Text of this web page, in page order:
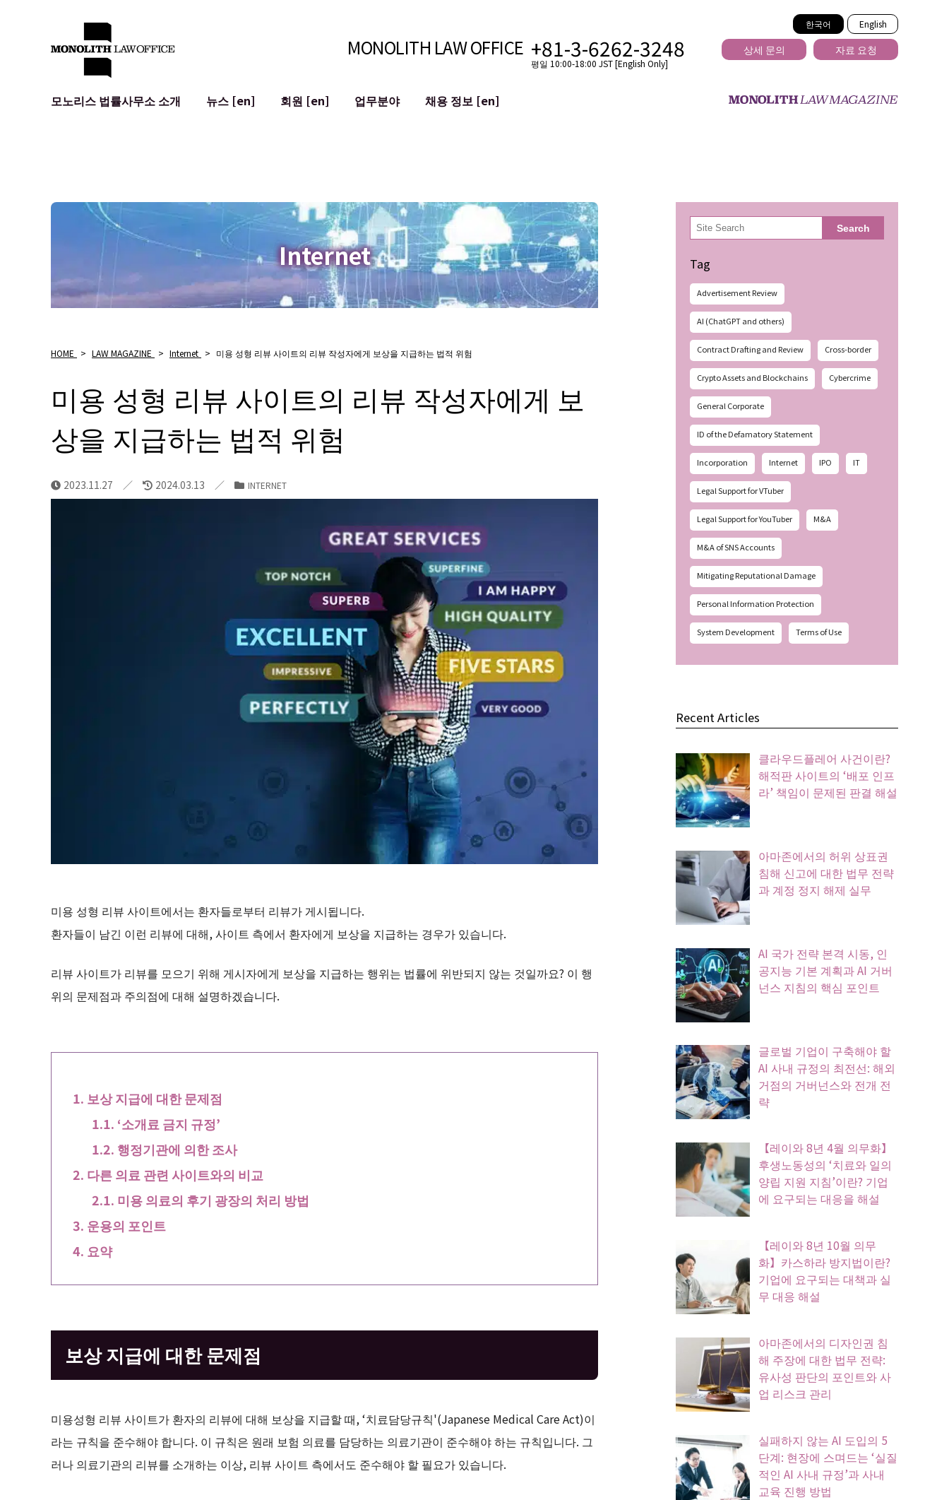
한국어 English
MONOLITH LAW OFFICE +81-3-6262-3248
평일 10:00-18:00 JST [English Only]
상세 문의 자료 요청
모노리스 법률사무소 소개
뉴스 [en] 회원 [en]
업무분야
개인정보 보호
광고 리뷰
AI (ChatGPT 등)
사이버 범죄
평판 손상 완화
명예훼손 발언의 ID
채용 정보 [en]
Internet
HOME > LAW MAGAZINE > Internet > 미용 성형 리뷰 사이트의 리뷰 작성자에게 보상을 지급하는 법적 위험
미용 성형 리뷰 사이트의 리뷰 작성자에게 보
상을 지급하는 법적 위험
2023.11.27 2024.03.13 INTERNET
미용 성형 리뷰 사이트에서는 환자들로부터 리뷰가 게시됩니다.
환자들이 남긴 이런 리뷰에 대해, 사이트 측에서 환자에게 보상을 지급하는 경우가 있습니다.
리뷰 사이트가 리뷰를 모으기 위해 게시자에게 보상을 지급하는 행위는 법률에 위반되지 않는 것일까요? 이 행
위의 문제점과 주의점에 대해 설명하겠습니다.
보상 지급에 대한 문제점
‘소개료 금지 규정’
행정기관에 의한 조사
다른 의료 관련 사이트와의 비교
미용 의료의 후기 광장의 처리 방법
운용의 포인트
요약
보상 지급에 대한 문제점
미용성형 리뷰 사이트가 환자의 리뷰에 대해 보상을 지급할 때, ‘치료담당규칙'(Japanese Medical Care Act)이
라는 규칙을 준수해야 합니다. 이 규칙은 원래 보험 의료를 담당하는 의료기관이 준수해야 하는 규칙입니다. 그
러나 의료기관의 리뷰를 소개하는 이상, 리뷰 사이트 측에서도 준수해야 할 필요가 있습니다.
検
索 Search
Tag
Advertisement Review
AI (ChatGPT and others)
Contract Drafting and Review Cross-border
Crypto Assets and Blockchains Cybercrime
General Corporate
ID of the Defamatory Statement
Incorporation Internet IPO IT
Legal Support for VTuber
Legal Support for YouTuber M&A
M&A of SNS Accounts
Mitigating Reputational Damage
Personal Information Protection
System Development Terms of Use
Recent Articles
클라우드플레어 사건이란?
해적판 사이트의 ‘배포 인프
라’ 책임이 문제된 판결 해설
아마존에서의 허위 상표권
침해 신고에 대한 법무 전략
과 계정 정지 해제 실무
AI 국가 전략 본격 시동, 인
공지능 기본 계획과 AI 거버
넌스 지침의 핵심 포인트
글로벌 기업이 구축해야 할
AI 사내 규정의 최전선: 해외
거점의 거버넌스와 전개 전
략
【레이와 8년 4월 의무화】
후생노동성의 ‘치료와 일의
양립 지원 지침’이란? 기업
에 요구되는 대응을 해설
【레이와 8년 10월 의무
화】카스하라 방지법이란?
기업에 요구되는 대책과 실
무 대응 해설
아마존에서의 디자인권 침
해 주장에 대한 법무 전략:
유사성 판단의 포인트와 사
업 리스크 관리
실패하지 않는 AI 도입의 5
단계: 현장에 스며드는 ‘실질
적인 AI 사내 규정’과 사내
교육 진행 방법